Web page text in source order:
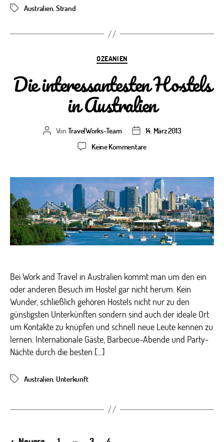
Schlagwörter
Australien, Strand
Kategorien
OZEANIEN
Die interessantesten Hostels
in Australien
Beitragsautor
Von TravelWorks-Team Veröffentlichungsdatum
14. März 2013
Keine Kommentarezu
Hostels
in
Australien
Bei Work and Travel in Australien kommt man um den ein
oder anderen Besuch im Hostel gar nicht herum. Kein
Wunder, schließlich gehören Hostels nicht nur zu den
günstigsten Unterkünften sondern sind auch der ideale Ort
um Kontakte zu knüpfen und schnell neue Leute kennen zu
lernen. Internationale Gäste, Barbecue-Abende und Party-
Nächte durch die besten […]
Schlagwörter
Australien, Unterkunft
…